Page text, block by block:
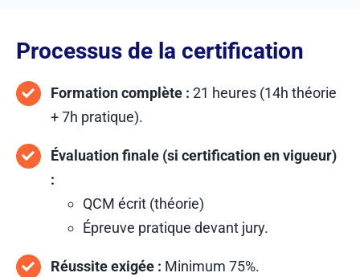
Processus de la certification
Formation complète : 21 heures (14h théorie
+ 7h pratique).
Évaluation finale (si certification en vigueur)
:
QCM écrit (théorie)
Épreuve pratique devant jury.
Réussite exigée : Minimum 75%.